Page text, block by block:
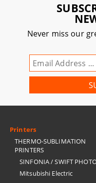
Never miss our
Printers
THERMO-SUBLIMATION
PRINTERS
SINFONIA / SWIFT
Mitsubishi Electric